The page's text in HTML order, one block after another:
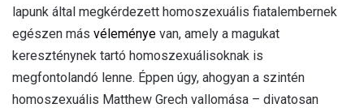
lapunk által megkérdezett homoszexuális fiatalembernek
egészen más véleménye van, amely a magukat
kereszténynek tartó homoszexuálisoknak is
megfontolandó lenne. Éppen úgy, ahogyan a szintén
homoszexuális Matthew Grech vallomása – divatosan